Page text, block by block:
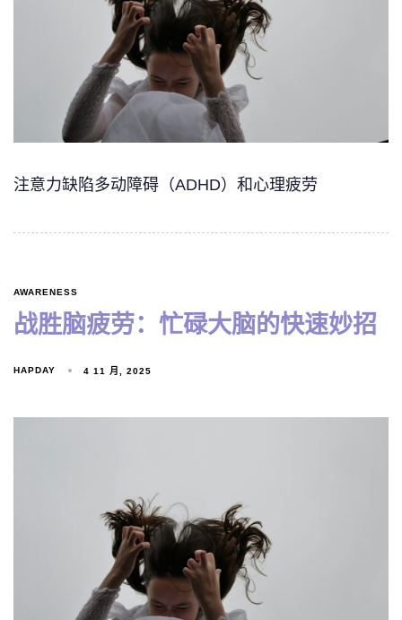
注意力缺陷多动障碍（ADHD）和心理疲劳
AWARENESS
战胜脑疲劳：忙碌大脑的快速妙招
HAPDAY 4 11 月, 2025